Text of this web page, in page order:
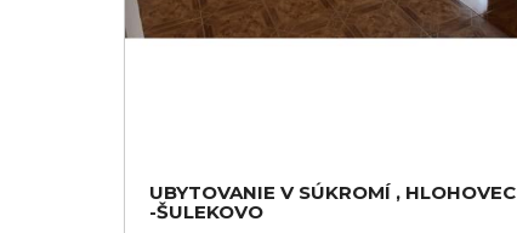
UBYTOVANIE V SÚKROMÍ , HLOHOVEC
-ŠULEKOVO